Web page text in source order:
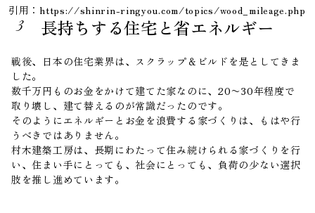
引用：https://shinrin-ringyou.com/topics/wood_mileage.php
3 長持ちする住宅と省エネルギー
戦後、日本の住宅業界は、スクラップ＆ビルドを是としてきま
した。
数千万円ものお金をかけて建てた家なのに、20〜30年程度で
取り壊し、建て替えるのが常識だったのです。
そのようにエネルギーとお金を浪費する家づくりは、もはや行
うべきではありません。
村木建築工房は、長期にわたって住み続けられる家づくりを行
い、住まい手にとっても、社会にとっても、負荷の少ない選択
肢を推し進めています。